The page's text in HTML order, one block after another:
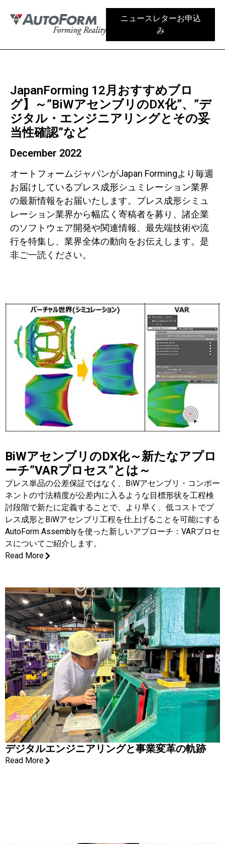
ニュースレターお申込
み
JapanForming 12月おすすめブロ
グ】～”BiWアセンブリのDX化”、”デ
ジタル・エンジニアリングとその妥
当性確認”など
December 2022
オートフォームジャパンがJapan Formingより毎週
お届けしているプレス成形シュミレーション業界
の最新情報をお届いたします。プレス成形シミュ
レーション業界から幅広く寄稿者を募り、諸企業
のソフトウェア開発や関連情報、最先端技術や流
行を特集し、業界全体の動向をお伝えします。是
非ご一読ください。
BiWアセンブリのDX化～新たなアプロ
ーチ”VARプロセス”とは～
プレス単品の公差保証ではなく、BiWアセンブリ・コンポー
ネントの寸法精度が公差内に入るような目標形状を工程検
討段階で新たに定義することで、より早く、低コストでプ
レス成形とBiWアセンブリ工程を仕上げることを可能にする
AutoForm Assemblyを使った新しいアプローチ：VARプロセ
スについてご紹介します。
Read More
デジタルエンジニアリングと事業変革の軌跡
Read More